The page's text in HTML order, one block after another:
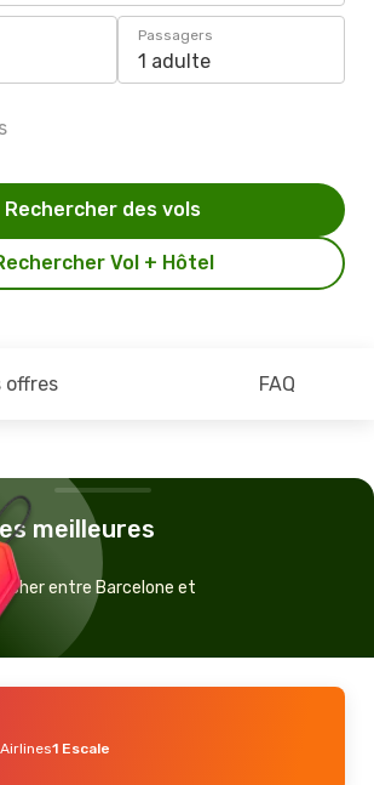
Passagers
1 adulte
Vol + Hôtel
Rechercher des vols
offres FAQ
meilleures
cher entre Barcelone et
1 Escale